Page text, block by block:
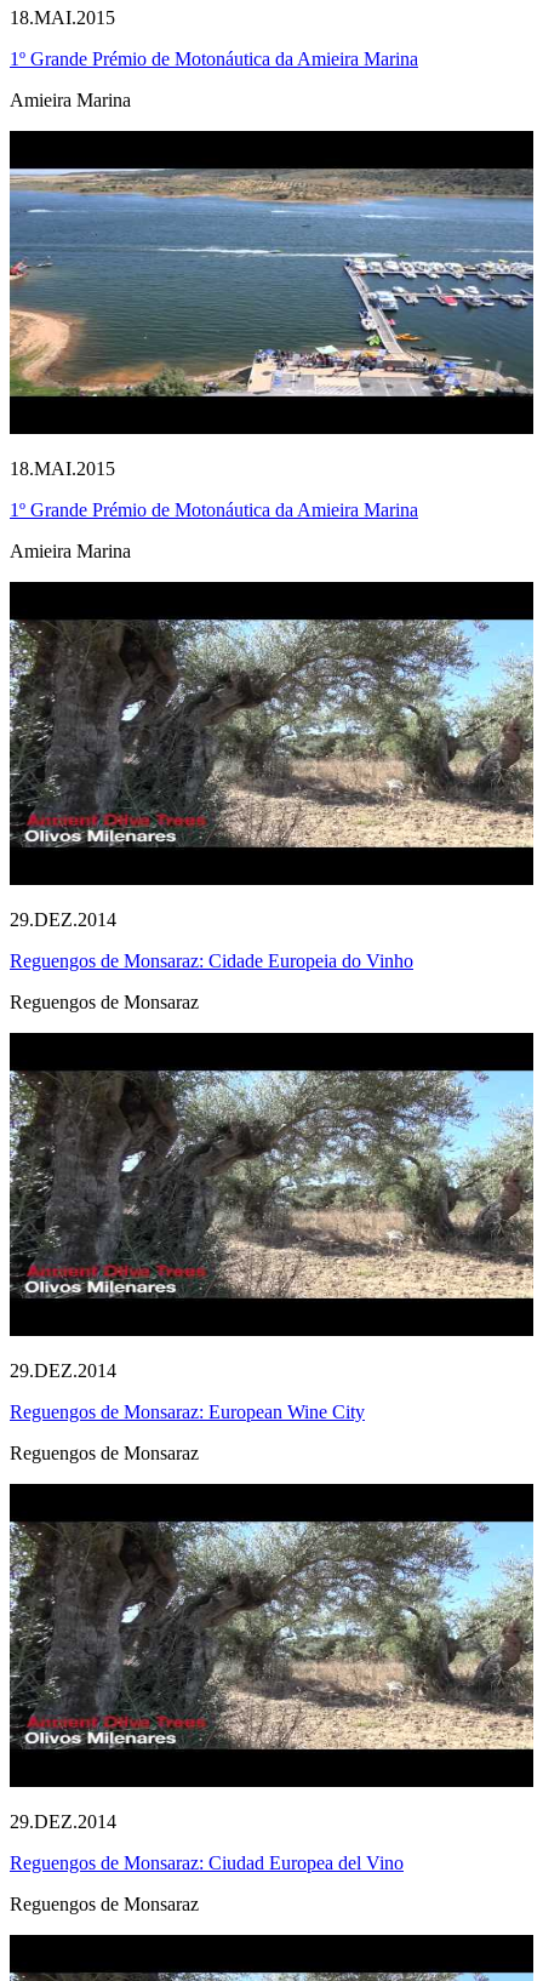
18.MAI.2015
1º Grande Prémio de Motonáutica da Amieira Marina
Amieira Marina
18.MAI.2015
1º Grande Prémio de Motonáutica da Amieira Marina
Amieira Marina
29.DEZ.2014
Reguengos de Monsaraz: Cidade Europeia do Vinho
Reguengos de Monsaraz
29.DEZ.2014
Reguengos de Monsaraz: European Wine City
Reguengos de Monsaraz
29.DEZ.2014
Reguengos de Monsaraz: Ciudad Europea del Vino
Reguengos de Monsaraz